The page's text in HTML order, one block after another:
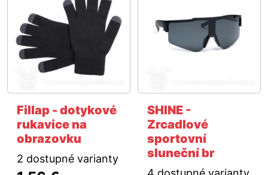
Fillap - dotykové
rukavice na
obrazovku
2 dostupné varianty
SHINE -
Zrcadlové
sportovní
sluneční br